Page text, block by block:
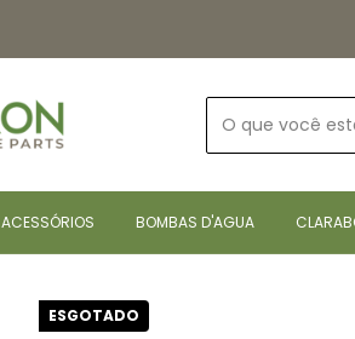
ACESSÓRIOS BOMBAS D'AGUA
ESGOTADO